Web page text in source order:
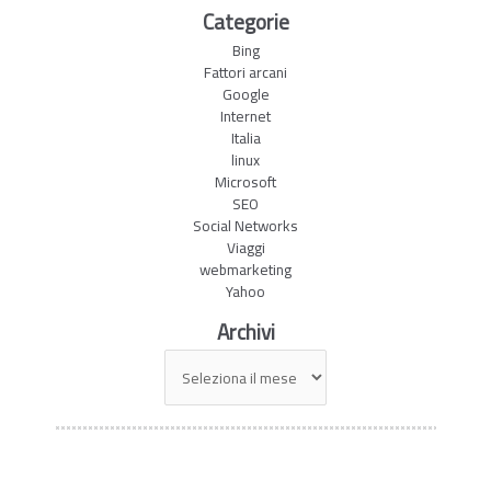
Categorie
Bing
Fattori arcani
Google
Internet
Italia
linux
Microsoft
SEO
Social Networks
Viaggi
webmarketing
Yahoo
Archivi
Archivi